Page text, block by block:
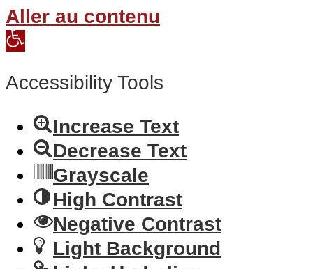
Aller au contenu
Open
Accessibility Tools
Increase Text
Decrease Text
Grayscale
High Contrast
Negative Contrast
Light Background